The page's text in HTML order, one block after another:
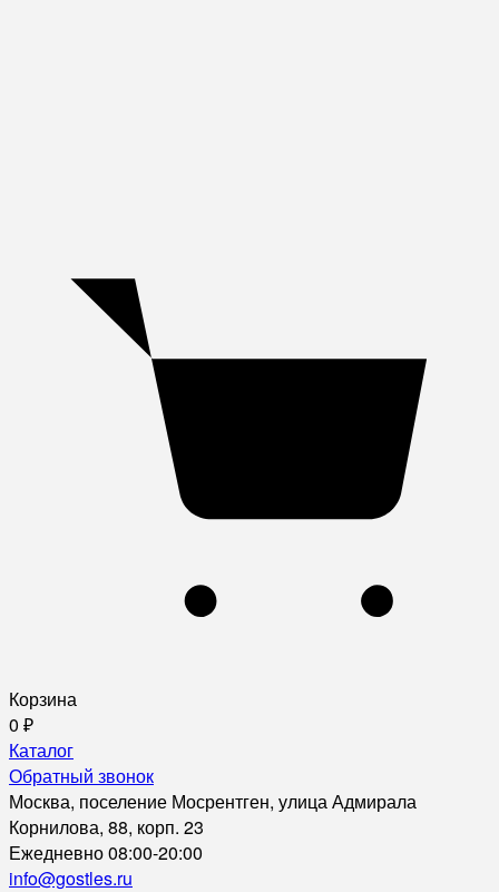
Корзина
0 ₽
Каталог
Обратный звонок
Москва, поселение Мосрентген, улица Адмирала
Корнилова, 88, корп. 23
Ежедневно 08:00-20:00
info@gostles.ru